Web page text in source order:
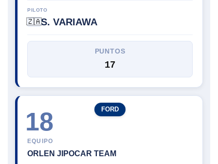
PILOTO
🇿🇦S. VARIAWA
PUNTOS
17
18
EQUIPO
ORLEN JIPOCAR TEAM
FORD